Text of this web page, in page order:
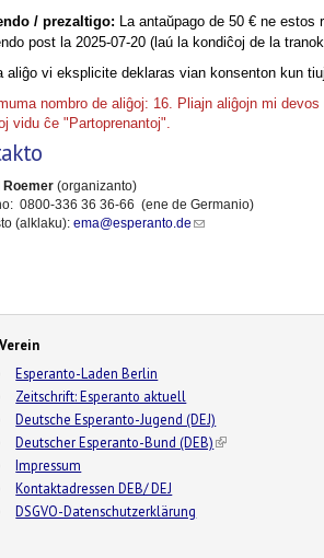
/ prezaltigo: La antaŭpago de 50 € ne
post la 2025-07-20 (laú la kondiĉoj de la
aliĝo vi eksplicite deklaras vian konsenton kun
nombro de aliĝoj: 16.
Pliajn aliĝojn mi
vidu ĉe "Partoprenantoj".
Roemer (organizanto)
0800-336 36 36-66 (ene de Germanio)
(alklaku): ema@esperanto.de (link sends e-mail)
Verein
Esperanto-Laden Berlin
Zeitschrift: Esperanto aktuell
Deutsche Esperanto-Jugend (DEJ)
Deutscher Esperanto-Bund (DEB)(link is external)
Impressum
Kontaktadressen DEB/ DEJ
DSGVO-Datenschutzerklärung